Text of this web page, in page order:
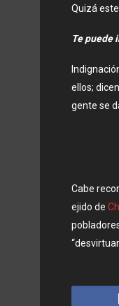
Quizá
Te puede
ellos;
gente se
Cabe
ejido de